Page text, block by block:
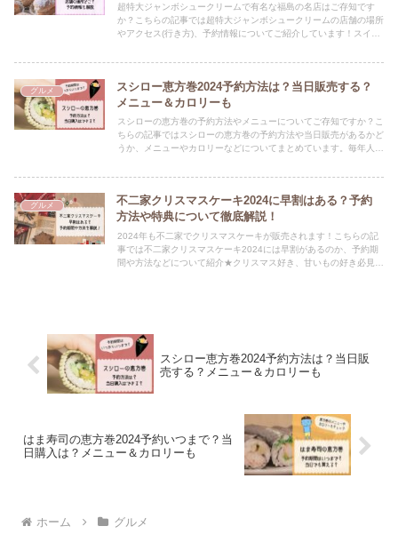
超特大ジャンボシュークリームで有名な福島の名店はご存知です
か？こちらの記事では超特大ジャンボシュークリームの店舗の場所
やアクセス(行き方)、予約情報についてご紹介しています！スイー
グルメ
スシロー恵方巻2024予約方法は？当日販売する？
メニュー＆カロリーも
スシローの恵方巻の予約方法やメニューについてご存知ですか？こ
ちらの記事ではスシローの恵方巻の予約方法や当日販売があるかど
うか、メニューやカロリーなどについてまとめています。毎年人気
グルメ
不二家クリスマスケーキ2024に早割はある？予約
方法や特典について徹底解説！
2024年も不二家でクリスマスケーキが販売されます！こちらの記
事では不二家クリスマスケーキ2024には早割があるのか、予約期
間や方法などについて紹介★クリスマス好き、甘いもの好き必見の
スシロー恵方巻2024予約方法は？当日販
売する？メニュー＆カロリーも
はま寿司の恵方巻2024予約いつまで？当
日購入は？メニュー＆カロリーも
ホーム グルメ